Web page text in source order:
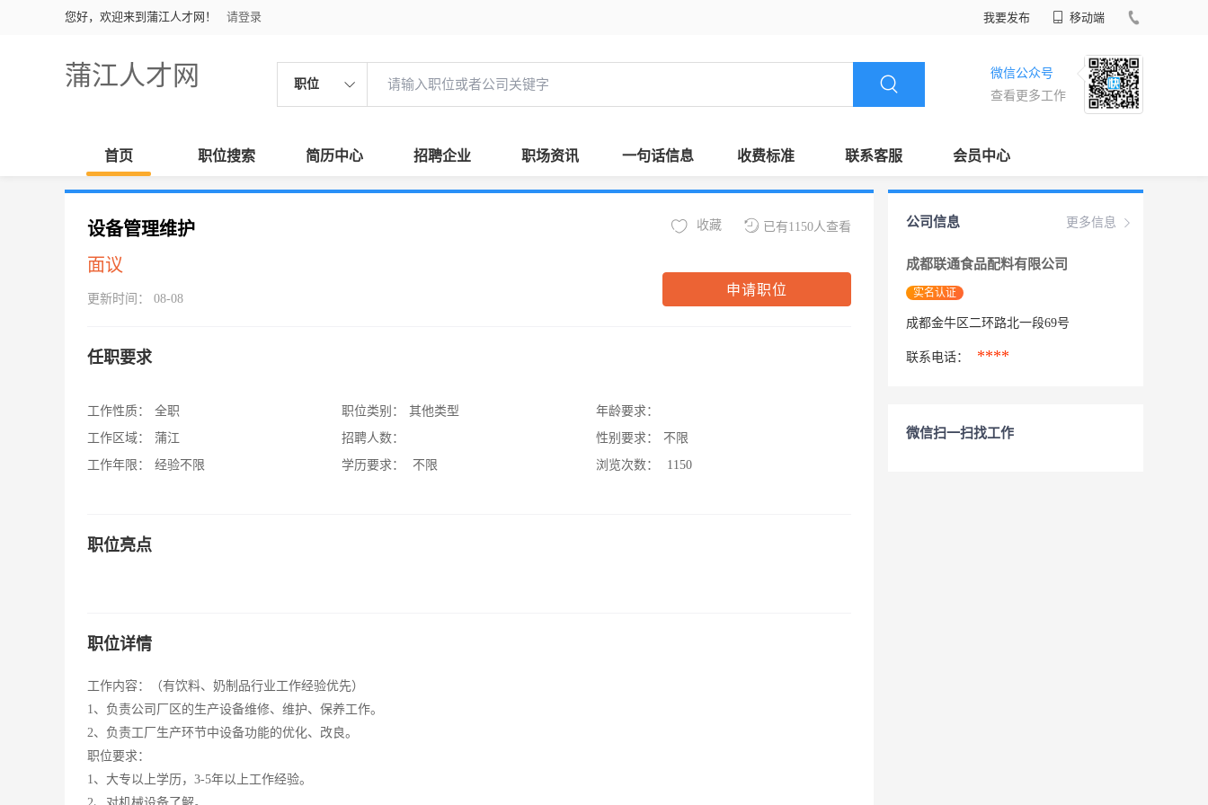
您好，欢迎来到蒲江人才网！ 请登录 我要发布 移动端
蒲江人才网 职位
微信公众号
查看更多工作
首页 职位搜索 简历中心 招聘企业 职场资讯 一句话信息 收费标准 联系客服 会员中心
设备管理维护
面议
更新时间： 08-08
已有1150人查看
收藏
申请职位
任职要求
工作性质：
全职
工作区域：
蒲江
工作年限：
经验不限
职位类别：
其他类型
招聘人数：
学历要求：
不限
年龄要求：
性别要求：
不限
浏览次数：
1150
职位亮点
职位详情
工作内容：（有饮料、奶制品行业工作经验优先）
1、负责公司厂区的生产设备维修、维护、保养工作。
2、负责工厂生产环节中设备功能的优化、改良。
职位要求：
1、大专以上学历，3-5年以上工作经验。
更多信息
公司信息
成都联通食品配料有限公司
实名认证
成都金牛区二环路北一段69号
联系电话： ****
微信扫一扫找工作